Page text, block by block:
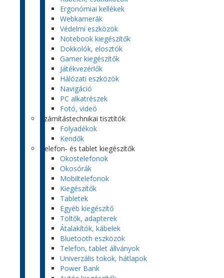
Ergonómiai kellékek
Webkamerák
Védelmi eszközök
Notebook kiegészítők
Dokkolók, elosztók
Gamer kiegészítők
Játékvezérlők
Hálózati eszközök
Navigáció
PC alkatrészek
Fotó, videó
Számítástechnikai tisztítók
Folyadékok
Kendők
Telefon- és tablet kiegészítők
Okostelefonok
Okosórák
Mobiltelefonok
Kiegészítők
Tabletek
Egyéb kiegészítő
Töltők, adapterek
Átalakítók, kábelek
Bluetooth eszközök
Telefon, tablet állványok
Univerzális tokok, hátlapok
Power Bank